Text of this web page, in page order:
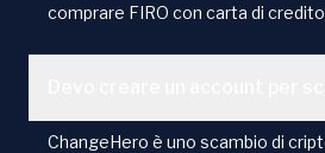
comprare FIRO con carta di
ChangeHero è uno scambio di